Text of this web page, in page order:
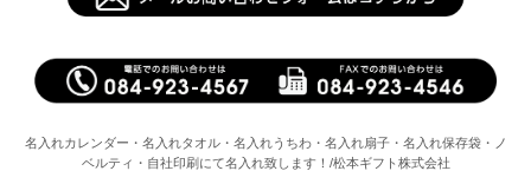
名入れカレンダー・名入れタオル・名入れうちわ・名入れ扇子・名入れ保存袋・ノ
ベルティ・自社印刷にて名入れ致します！/松本ギフト株式会社